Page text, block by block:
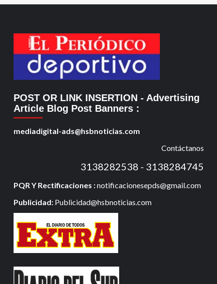
POST OR LINK INSERTION - Advertising
Article Blog Post Banners :
mediadigital-ads@hsbnoticias.com
Contáctanos
3138282538 - 3138284745
PQR Y Rectificaciones :notificacionesepds@gmail.com
Publicidad: Publicidad@hsbnoticias.com